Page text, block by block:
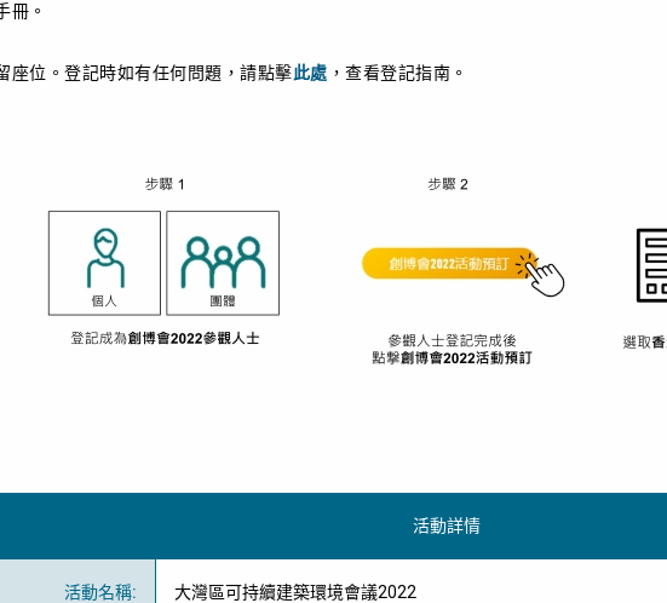
冊。
座位。登記時如有任何問題，請點擊此處 ，查看登記指南。
活動詳情
活動名稱: 大灣區可持續建築環境會議2022